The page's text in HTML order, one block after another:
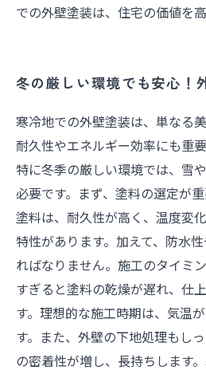
での外壁塗装は、住宅の価値を
冬の厳しい環境でも安心！
寒冷地での外壁塗装は、単なる
耐久性やエネルギー効率にも重
特に冬季の厳しい環境では、雪
必要です。まず、塗料の選定が
塗料は、耐久性が高く、温度変
特性があります。加えて、防水
ればなりません。施工のタイミ
すぎると塗料の乾燥が遅れ、仕
す。理想的な施工時期は、気温
す。また、外壁の下地処理もし
の密着性が増し、長持ちします